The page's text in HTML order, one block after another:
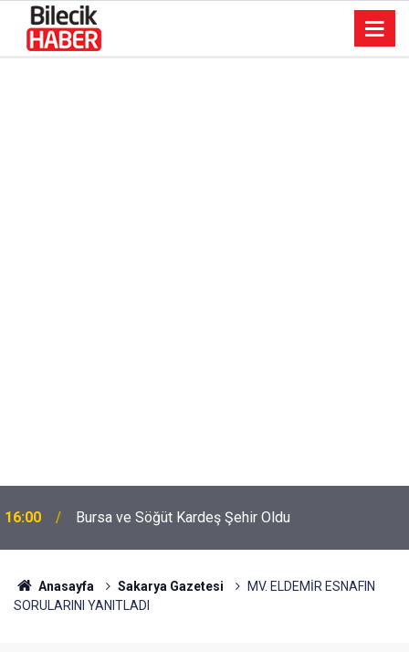
16:00 Bursa ve Söğüt Kardeş Şehir Oldu
Anasayfa Sakarya Gazetesi
MV. ELDEMİR ESNAFIN
SORULARINI YANITLADI